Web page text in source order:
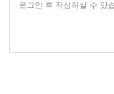
로그인 후 작성하실 수 있